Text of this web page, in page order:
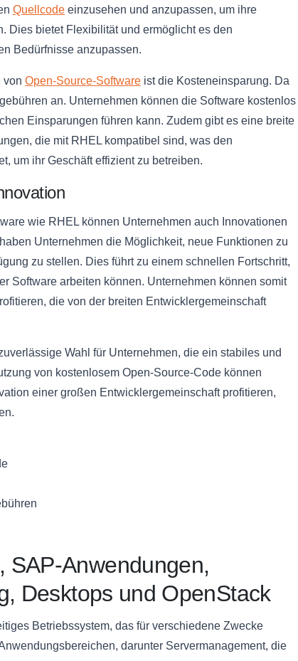
Quellcode einzusehen und anzupassen, um ihre
Dies bietet Flexibilität und ermöglicht es den
Bedürfnisse anzupassen.
von Open-Source-Software ist die Kosteneinsparung. Da
an. Unternehmen können die Software kostenlos
Einsparungen führen kann. Zudem gibt es eine breite
die mit RHEL kompatibel sind, was den
um ihr Geschäft effizient zu betreiben.
wie RHEL können Unternehmen auch Innovationen
Unternehmen die Möglichkeit, neue Funktionen zu
zu stellen. Dies führt zu einem schnellen Fortschritt,
Software arbeiten können. Unternehmen können somit
die von der breiten Entwicklergemeinschaft
Wahl für Unternehmen, die ein stabiles und
von kostenlosem Open-Source-Code können
einer großen Entwicklergemeinschaft profitieren,
SAP-Anwendungen,
Desktops und OpenStack
Betriebssystem, das für verschiedene Zwecke
darunter Servermanagement, die